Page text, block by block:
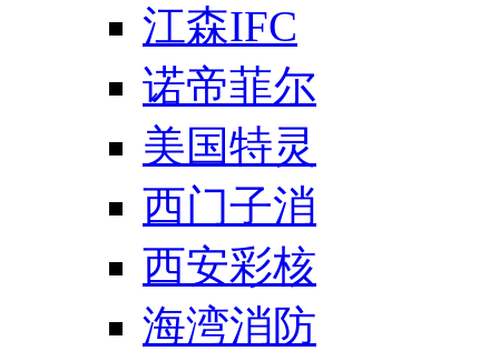
江森IFC
诺帝菲尔
美国特灵
西门子消
西安彩核
海湾消防